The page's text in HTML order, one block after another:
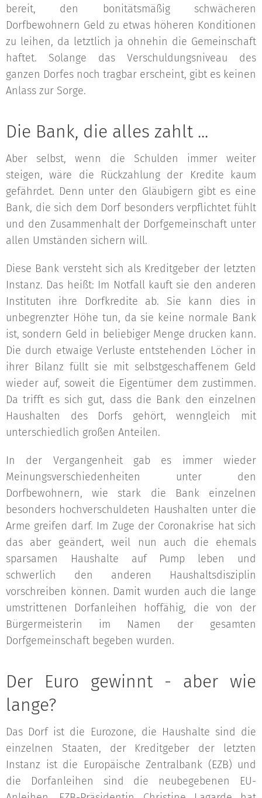
bereit, den bonitätsmäßig schwächeren
Dorfbewohnern Geld zu etwas höheren Konditionen
zu leihen, da letztlich ja ohnehin die Gemeinschaft
haftet. Solange das Verschuldungsniveau des
ganzen Dorfes noch tragbar erscheint, gibt es keinen
Anlass zur Sorge.
Die Bank, die alles zahlt ...
Aber selbst, wenn die Schulden immer weiter
steigen, wäre die Rückzahlung der Kredite kaum
gefährdet. Denn unter den Gläubigern gibt es eine
Bank, die sich dem Dorf besonders verpflichtet fühlt
und den Zusammenhalt der Dorfgemeinschaft unter
allen Umständen sichern will.
Diese Bank versteht sich als Kreditgeber der letzten
Instanz. Das heißt: Im Notfall kauft sie den anderen
Instituten ihre Dorfkredite ab. Sie kann dies in
unbegrenzter Höhe tun, da sie keine normale Bank
ist, sondern Geld in beliebiger Menge drucken kann.
Die durch etwaige Verluste entstehenden Löcher in
ihrer Bilanz füllt sie mit selbstgeschaffenem Geld
wieder auf, soweit die Eigentümer dem zustimmen.
Da trifft es sich gut, dass die Bank den einzelnen
Haushalten des Dorfs gehört, wenngleich mit
unterschiedlich großen Anteilen.
In der Vergangenheit gab es immer wieder
Meinungsverschiedenheiten unter den
Dorfbewohnern, wie stark die Bank einzelnen
besonders hochverschuldeten Haushalten unter die
Arme greifen darf. Im Zuge der Coronakrise hat sich
das aber geändert, weil nun auch die ehemals
sparsamen Haushalte auf Pump leben und
schwerlich den anderen Haushaltsdisziplin
vorschreiben können. Damit wurden auch die lange
umstrittenen Dorfanleihen hoffähig, die von der
Bürgermeisterin im Namen der gesamten
Dorfgemeinschaft begeben wurden.
Der Euro gewinnt - aber wie
lange?
Das Dorf ist die Eurozone, die Haushalte sind die
einzelnen Staaten, der Kreditgeber der letzten
Instanz ist die Europäische Zentralbank (EZB) und
die Dorfanleihen sind die neubegebenen EU-